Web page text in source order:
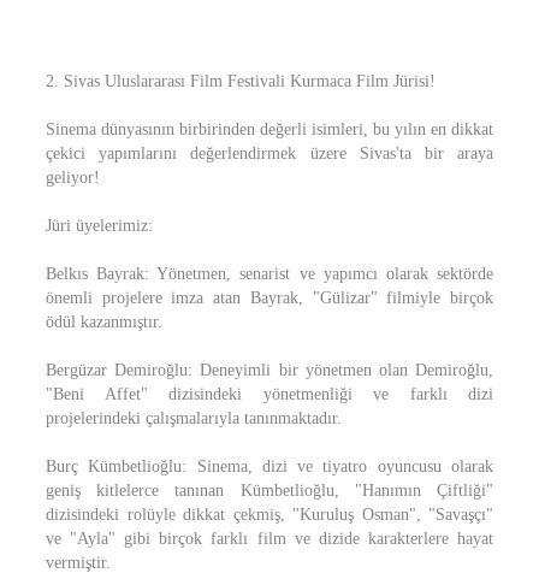
2. Sivas Uluslararası Film Festivali Kurmaca Film Jürisi!
Sinema dünyasının birbirinden değerli isimleri, bu yılın en dikkat
çekici yapımlarını değerlendirmek üzere Sivas'ta bir araya
geliyor!
Jüri üyelerimiz:
Belkıs Bayrak: Yönetmen, senarist ve yapımcı olarak sektörde
önemli projelere imza atan Bayrak, "Gülizar" filmiyle birçok
ödül kazanmıştır.
Bergüzar Demiroğlu: Deneyimli bir yönetmen olan Demiroğlu,
"Beni Affet" dizisindeki yönetmenliği ve farklı dizi
projelerindeki çalışmalarıyla tanınmaktadır.
Burç Kümbetlioğlu: Sinema, dizi ve tiyatro oyuncusu olarak
geniş kitlelerce tanınan Kümbetlioğlu, "Hanımın Çiftliği"
dizisindeki rolüyle dikkat çekmiş, "Kuruluş Osman", "Savaşçı"
ve "Ayla" gibi birçok farklı film ve dizide karakterlere hayat
vermiştir.